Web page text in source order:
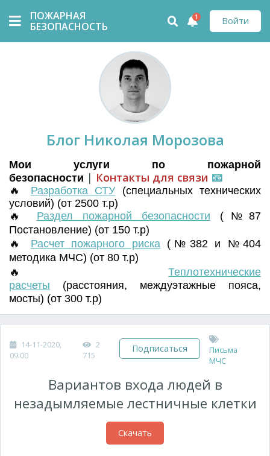
ПОЖАРНАЯ
БЕЗОПАСНОСТЬ
Войти
1
Блог Николая Морозова
Мои услуги по пожарной
безопасности | Контакты для связи 📧
🔥 Разработка СТУ (специальных технических
условий) (от 2500 т.р)
🔥 Раздел пожарной безопасности (№87
Постановление) (от 150 т.р)
🔥 Расчет пожарного риска(№382 и №404
методика МЧС) (от 80 т.р)
🔥 Теплотехнические
расчеты (расстояния, междуэтажные пояса,
мосты) (от 300 т.р)
14-11-2020,
09:00
2
715
Подписаться
Письма
МЧС
Вариантов входа людей в
незадымляемые лестничные клетки
Скачать